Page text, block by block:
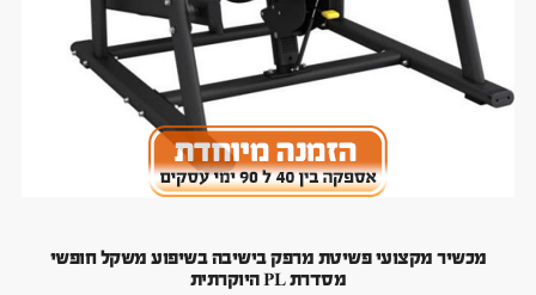
מכשיר מקצועי פשיטת מרפק בישיבה בשיפוע משקל חופשי
מסדרת PL היוקרתית